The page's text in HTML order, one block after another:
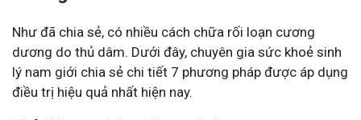
Như đã chia sẻ, có nhiều cách chữa rối loạn cương
dương do thủ dâm. Dưới đây, chuyên gia sức khoẻ sinh
lý nam giới chia sẻ chi tiết 7 phương pháp được áp dụng
điều trị hiệu quả nhất hiện nay.